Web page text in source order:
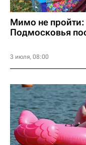
Мимо не пройти:
Подмосковья
3 июля, 08:00